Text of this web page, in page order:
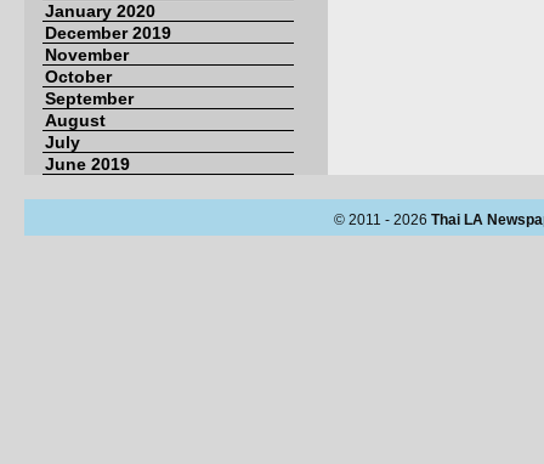
January 2020
December 2019
November
October
September
August
July
June 2019
© 2011 - 2026 Thai LA